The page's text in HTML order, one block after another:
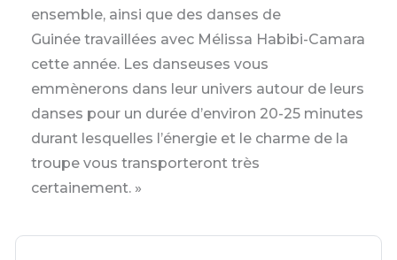
ensemble, ainsi que des danses de
Guinée travaillées avec Mélissa Habibi-Camara
cette année. Les danseuses vous
emmènerons dans leur univers autour de leurs
danses pour un durée d’environ 20-25 minutes
durant lesquelles l’énergie et le charme de la
troupe vous transporteront très
certainement. »